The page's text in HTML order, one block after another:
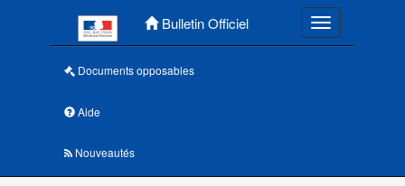
Bulletin Officiel Toggle
Documents opposables
Aide
Nouveautés